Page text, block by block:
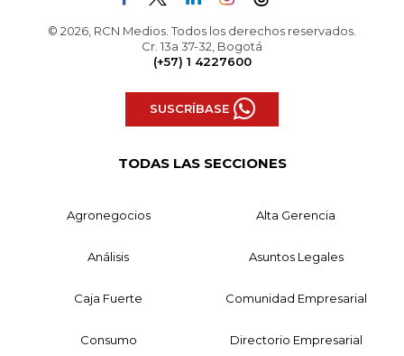
© 2026, RCN Medios. Todos los derechos reservados.
Cr. 13a 37-32, Bogotá
(+57) 1 4227600
SUSCRÍBASE
TODAS LAS SECCIONES
Agronegocios Alta Gerencia
Análisis Asuntos Legales
Caja Fuerte Comunidad Empresarial
Consumo Directorio Empresarial